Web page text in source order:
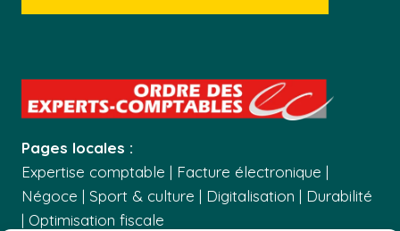
Pages locales :
Expertise comptable | Facture électronique |
Négoce | Sport & culture | Digitalisation | Durabilité
| Optimisation fiscale